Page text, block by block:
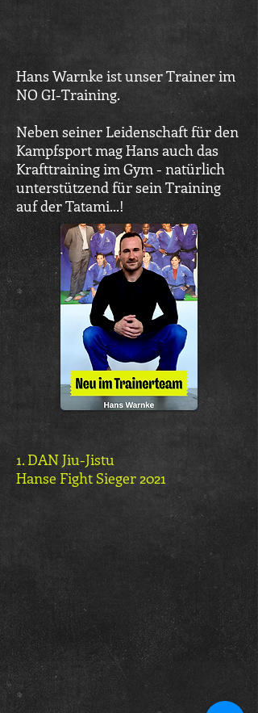
Hans Warnke ist unser Trainer im
NO GI-Training.
Neben seiner Leidenschaft für den
Kampfsport mag Hans auch das
Krafttraining im Gym - natürlich
unterstützend für sein Training
auf der Tatami...!
1. DAN Jiu-Jistu
Hanse Fight Sieger 2021